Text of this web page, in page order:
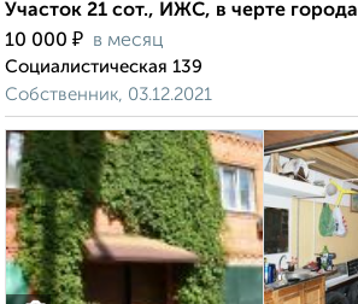
Участок 21 сот., ИЖС, в черте города
10 000 ₽ в месяц
Социалистическая 139
Собственник, 03.12.2021